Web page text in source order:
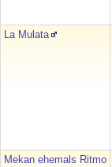
La Mulata
Mekan ehemals Ritmo